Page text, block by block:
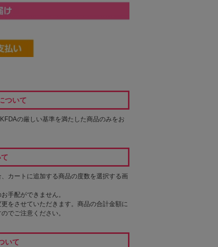
ついて
の厳しい基準を満たした商品のみをお
カートに追加する商品の度数を選択する画
手配ができません。
をさせていただきます。商品の合計金額に
でご注意ください。
いて